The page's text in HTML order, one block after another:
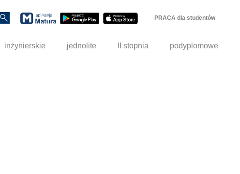
PRACA dla studentów
inżynierskie jednolite II stopnia podyplomowe